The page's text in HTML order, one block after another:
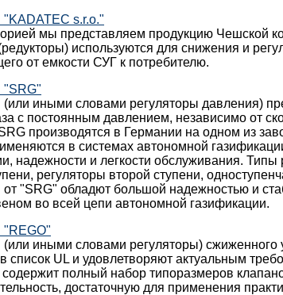
"KADATEC s.r.o."
мы представляем продукцию Чешской
используются для снижения и
от емкости СУГ к потребителю.
"SRG"
(или иными словами регуляторы давления)
с постоянным давлением, независимо от
производятся в Германии на одном из
в системах автономной
надежности и легкости обслуживания.
регуляторы второй ступени,
от "SRG" обладют большой надежностью и
во всей цепи автономной газификации.
"REGO"
(или иными словами регуляторы) сжиженного
список UL и удовлетворяют актуальным
содержит полный набор типоразмеров
достаточную для применения